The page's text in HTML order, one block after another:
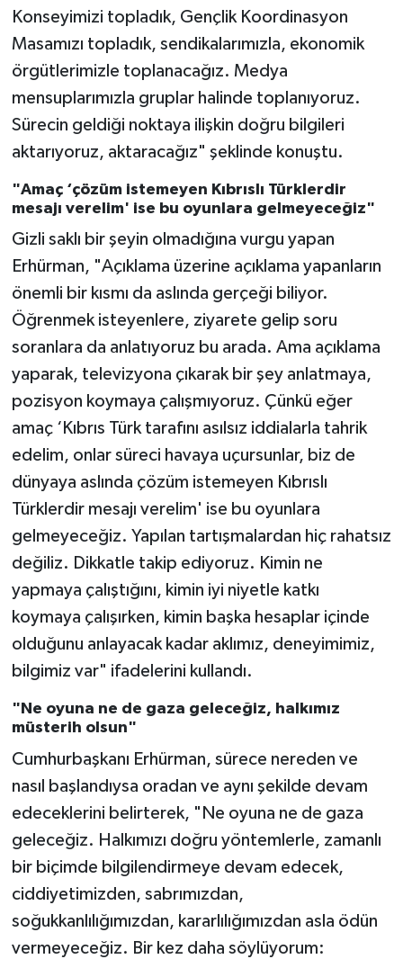
Konseyimizi topladık, Gençlik Koordinasyon
Masamızı topladık, sendikalarımızla, ekonomik
örgütlerimizle toplanacağız. Medya
mensuplarımızla gruplar halinde toplanıyoruz.
Sürecin geldiği noktaya ilişkin doğru bilgileri
aktarıyoruz, aktaracağız" şeklinde konuştu.
"Amaç ‘çözüm istemeyen Kıbrıslı Türklerdir
mesajı verelim' ise bu oyunlara gelmeyeceğiz"
Gizli saklı bir şeyin olmadığına vurgu yapan
Erhürman, "Açıklama üzerine açıklama yapanların
önemli bir kısmı da aslında gerçeği biliyor.
Öğrenmek isteyenlere, ziyarete gelip soru
soranlara da anlatıyoruz bu arada. Ama açıklama
yaparak, televizyona çıkarak bir şey anlatmaya,
pozisyon koymaya çalışmıyoruz. Çünkü eğer
amaç ‘Kıbrıs Türk tarafını asılsız iddialarla tahrik
edelim, onlar süreci havaya uçursunlar, biz de
dünyaya aslında çözüm istemeyen Kıbrıslı
Türklerdir mesajı verelim' ise bu oyunlara
gelmeyeceğiz. Yapılan tartışmalardan hiç rahatsız
değiliz. Dikkatle takip ediyoruz. Kimin ne
yapmaya çalıştığını, kimin iyi niyetle katkı
koymaya çalışırken, kimin başka hesaplar içinde
olduğunu anlayacak kadar aklımız, deneyimimiz,
bilgimiz var" ifadelerini kullandı.
"Ne oyuna ne de gaza geleceğiz, halkımız
müsterih olsun"
Cumhurbaşkanı Erhürman, sürece nereden ve
nasıl başlandıysa oradan ve aynı şekilde devam
edeceklerini belirterek, "Ne oyuna ne de gaza
geleceğiz. Halkımızı doğru yöntemlerle, zamanlı
bir biçimde bilgilendirmeye devam edecek,
ciddiyetimizden, sabrımızdan,
soğukkanlılığımızdan, kararlılığımızdan asla ödün
vermeyeceğiz. Bir kez daha söylüyorum: